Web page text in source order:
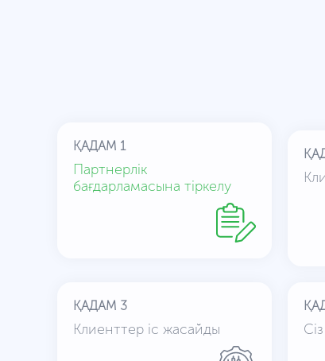
ҚАДАМ 1
Партнерлік
бағдарламасына тіркелу
ҚАДАМ 3
Клиенттер іс жасайды